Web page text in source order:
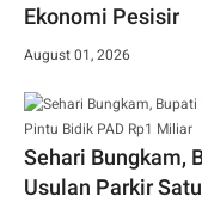
Ekonomi Pesisir
August 01, 2026
Sehari Bungkam,
Usulan Parkir